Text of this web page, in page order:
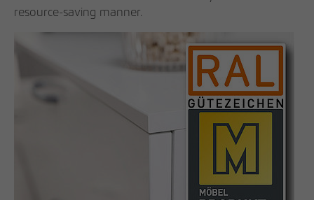
resource-saving manner.